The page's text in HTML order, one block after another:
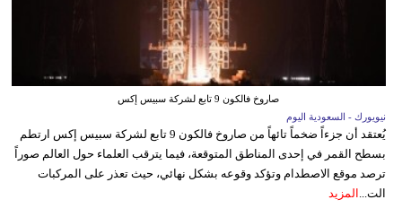
صاروخ فالكون 9 تابع لشركة سبيس إكس
نيويورك - السعودية اليوم
يُعتقد أن جزءاً ضخماً تائهاً من صاروخ فالكون 9 تابع لشركة سبيس إكس ارتطم
بسطح القمر في إحدى المناطق المتوقعة، فيما يترقب العلماء حول العالم صوراً
ترصد موقع الاصطدام وتؤكد وقوعه بشكل نهائي، حيث تعذر على المركبات
الت... المزيد